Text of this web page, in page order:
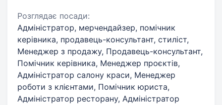
Розглядає посади:
Адміністратор, мерчендайзер, помічник
керівника, продавець-консультант, стиліст,
Менеджер з продажу, Продавець-консультант,
Помічник керівника, Менеджер проєктів,
Адміністратор салону краси, Менеджер
роботи з клієнтами, Помічник юриста,
Адміністратор ресторану, Адміністратор